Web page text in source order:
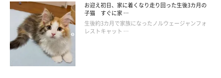
お迎え初日、家に着くなり走り回った生後3カ月の
子猫 すぐに家 …
生後約3カ月で家族になったノルウェージャンフォ
レストキャット …